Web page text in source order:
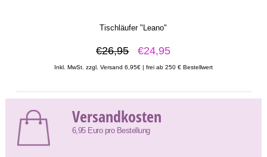
Tischläufer "Leano"
€26,95 €24,95
Inkl. MwSt. zzgl. Versand 6,95€ | frei ab 250 € Bestellwert
Versandkosten
6,95 Euro pro Bestellung